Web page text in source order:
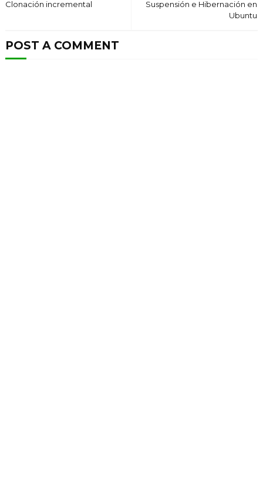
Suspensión e Hibernación en
Ubuntu
Clonación incremental
POST A COMMENT